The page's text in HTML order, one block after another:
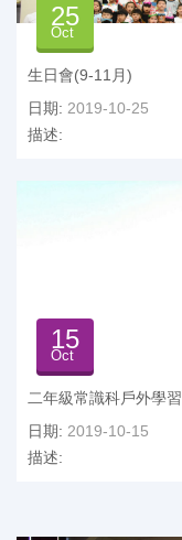
25
Oct
生日會(9-11月)
日期: 2019-10-25
描述:
15
Oct
二年級常識科戶外學習
日期: 2019-10-15
描述: